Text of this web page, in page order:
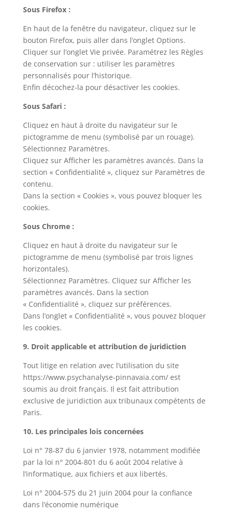
Sous Firefox :
En haut de la fenêtre du navigateur, cliquez sur le
bouton Firefox, puis aller dans l’onglet Options.
Cliquer sur l’onglet Vie privée. Paramétrez les Règles
de conservation sur : utiliser les paramètres
personnalisés pour l’historique.
Enfin décochez-la pour désactiver les cookies.
Sous Safari :
Cliquez en haut à droite du navigateur sur le
pictogramme de menu (symbolisé par un rouage).
Sélectionnez Paramètres.
Cliquez sur Afficher les paramètres avancés. Dans la
section « Confidentialité », cliquez sur Paramètres de
contenu.
Dans la section « Cookies », vous pouvez bloquer les
cookies.
Sous Chrome :
Cliquez en haut à droite du navigateur sur le
pictogramme de menu (symbolisé par trois lignes
horizontales).
Sélectionnez Paramètres. Cliquez sur Afficher les
paramètres avancés. Dans la section
« Confidentialité », cliquez sur préférences.
Dans l’onglet « Confidentialité », vous pouvez bloquer
les cookies.
9. Droit applicable et attribution de juridiction
Tout litige en relation avec l’utilisation du site
https://www.psychanalyse-pinnavaia.com/ est
soumis au droit français. Il est fait attribution
exclusive de juridiction aux tribunaux compétents de
Paris.
10. Les principales lois concernées
Loi n° 78-87 du 6 janvier 1978, notamment modifiée
par la loi n° 2004-801 du 6 août 2004 relative à
l’informatique, aux fichiers et aux libertés.
Loi n° 2004-575 du 21 juin 2004 pour la confiance
dans l’économie numérique